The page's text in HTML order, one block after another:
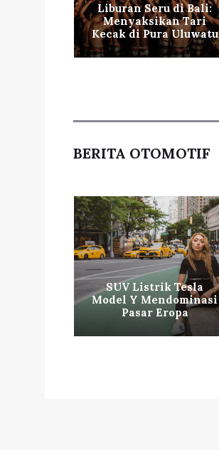
Liburan Seru di Bali:
Menyaksikan Tari
Kecak di Pura Uluwatu
BERITA OTOMOTIF
SUV Listrik Tesla
Model Y Mendominasi
Pasar Eropa